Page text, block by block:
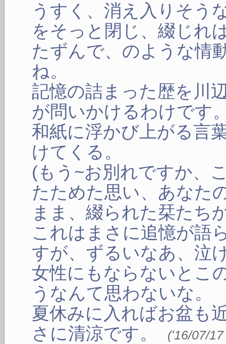
うすく、消え入りそう
をそっと閉じ、綴じれ
たずんで、のような情
ね。
記憶の詰まった歴を川
が問いかけるわけです
和紙に浮かび上がる言
けてくる。
(もう~お別れですか、
たためた思い、あなた
まま、綴られた栞たち
これはまさに追憶が語
すが、ずるいなあ、泣
女性にもならないとこ
うなんて思わないな。
夏休みに入ればお盆も
さに清涼です。
('16/07/